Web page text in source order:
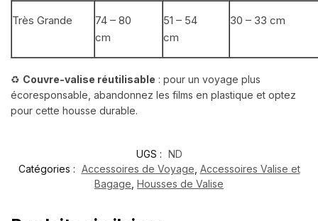
Très Grande
74 – 80
cm
51 – 54
cm
30 – 33 cm
♻️ Couvre-valise réutilisable : pour un voyage plus
écoresponsable, abandonnez les films en plastique et optez
pour cette housse durable.
UGS :
ND
Catégories : Accessoires de Voyage, Accessoires Valise et
Bagage, Housses de Valise